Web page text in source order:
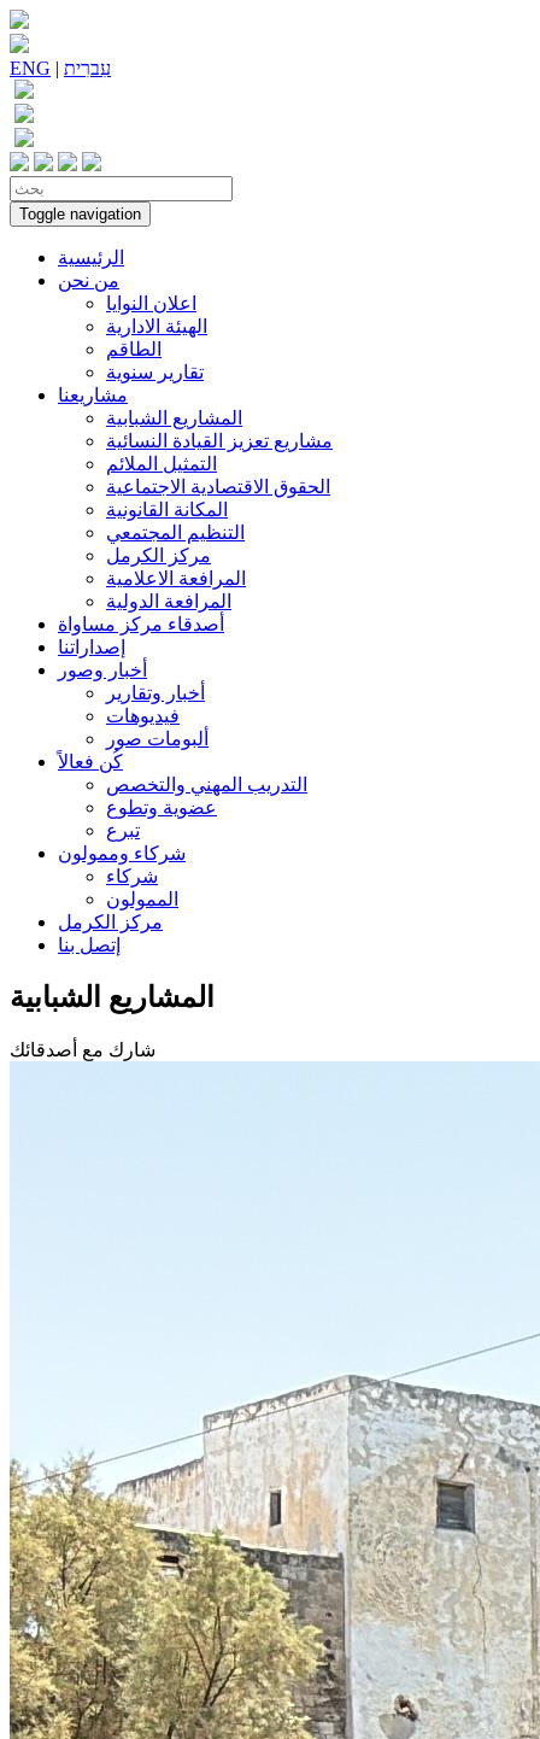
ENG | עִברִית
Toggle navigation
الرئيسية
من نحن
اعلان النوايا
الهيئة الادارية
الطاقم
تقارير سنوية
مشاريعنا
المشاريع الشبابية
مشاريع تعزيز القيادة النسائية
التمثيل الملائم
الحقوق الاقتصادية الاجتماعية
المكانة القانونية
التنظيم المجتمعي
مركز الكرمل
المرافعة الاعلامية
المرافعة الدولية
أصدقاء مركز مساواة
إصداراتنا
أخبار وصور
أخبار وتقارير
فيديوهات
ألبومات صور
كُن فعالاً
التدريب المهني والتخصص
عضوية وتطوع
تبرع
شركاء وممولون
شركاء
الممولون
مركز الكرمل
إتصل بنا
المشاريع الشبابية
شارك مع أصدقائك